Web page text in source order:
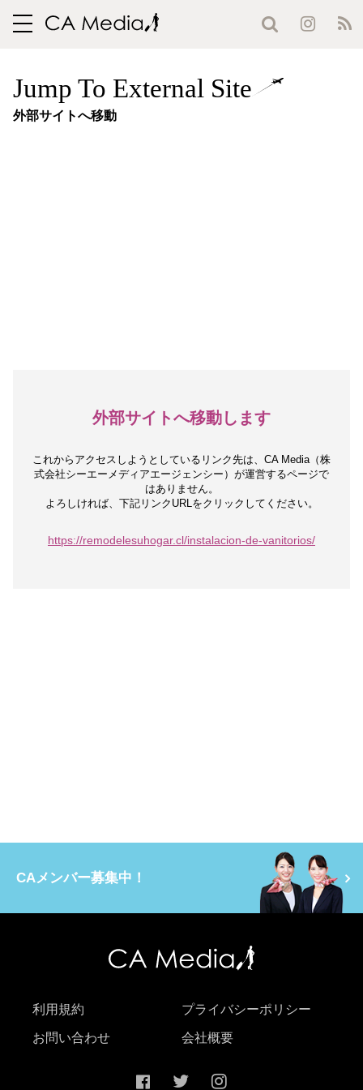
toggle
Jump To External Site
外部サイトへ移動
外部サイトへ移動します
これからアクセスしようとしているリンク先は、 CA Media（株
式会社シーエーメディアエージェンシー）が運営するページで
はありません。
よろしければ、下記リンクURLをクリックしてください。
https://remodelesuhogar.cl/instalacion-de-vanitorios/
CAメンバー募集中！
利用規約 プライバシーポリシー
お問い合わせ 会社概要